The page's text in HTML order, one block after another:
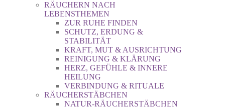
RÄUCHERN NACH
LEBENSTHEMEN
ZUR RUHE FINDEN
SCHUTZ, ERDUNG &
STABILITÄT
KRAFT, MUT & AUSRICHTUNG
REINIGUNG & KLÄRUNG
HERZ, GEFÜHLE & INNERE
HEILUNG
VERBINDUNG & RITUALE
RÄUCHERSTÄBCHEN
NATUR-RÄUCHERSTÄBCHEN